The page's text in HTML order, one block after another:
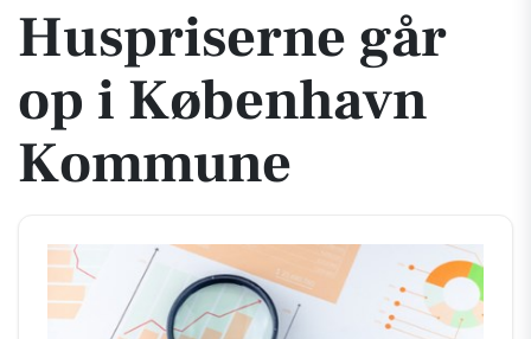
Huspriserne går
op i København
Kommune